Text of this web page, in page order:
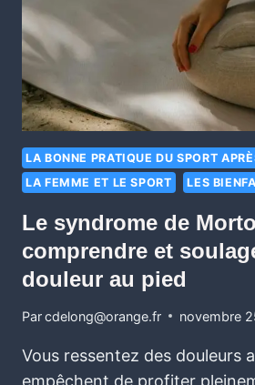
LA BONNE PRATIQUE DU SPORT
LA FEMME ET LE SPORT
LES
Le syndrome de
comprendre et
douleur au pied
Parcdelong@orange.fr novembre
Vous ressentez des douleurs
empêchent de profiter